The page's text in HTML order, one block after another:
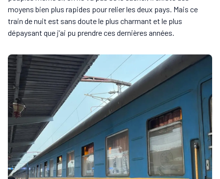
moyens bien plus rapides pour relier les deux pays. Mais ce
train de nuit est sans doute le plus charmant et le plus
dépaysant que j’ai pu prendre ces dernières années.